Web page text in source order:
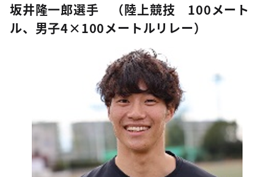
坂井隆一郎選手 （陸上競技 100メート
ル、男子4×100メートルリレー）